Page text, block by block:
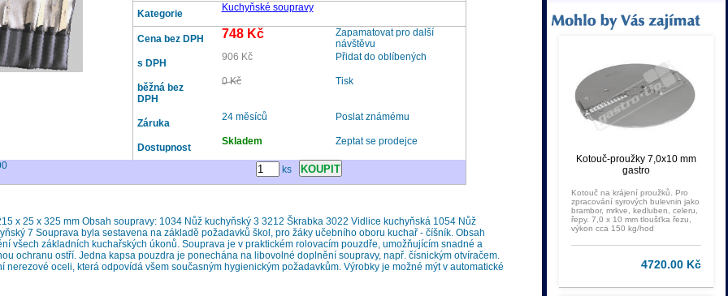
Kategorie
Kuchyňské soupravy
Cena bez DPH 748 Kč
Zapamatovat pro další
návštěvu
s DPH
906 Kč Přidat do oblíbených
běžná bez
DPH
0 Kč Tisk
Záruka
24 měsíců Poslat známému
Dostupnost
Skladem Zeptat se prodejce
ks
x 25 x 325 mm Obsah soupravy: 1034 Nůž kuchyňský 3 3212 Škrabka 3022 Vidlice kuchyňská 1054 Nůž
7 Souprava byla sestavena na základě požadavků škol, pro žáky učebního oboru kuchař - číšník. Obsah
všech základních kuchařských úkonů. Souprava je v praktickém rolovacím pouzdře, umožňujícím snadné a
ochranu ostří. Jedna kapsa pouzdra je ponechána na libovolné doplnění soupravy, např. čísnickým otvíračem.
nerezové oceli, která odpovídá všem současným hygienickým požadavkům. Výrobky je možné mýt v automatické
Kotouč-proužky 7,0x10 mm
gastro
Kotouč na krájení proužků. Pro
zpracování syrových bulevnin jako
brambor, mrkve, kedluben, celeru,
řepy. 7,0 x 10 mm tloušťka řezu,
výkon cca 150 kg/hod
4720.00 Kč